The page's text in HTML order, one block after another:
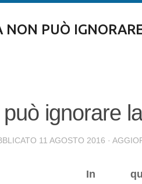
PUÒ
può ignorare
11 AGOSTO 2016 ·
In